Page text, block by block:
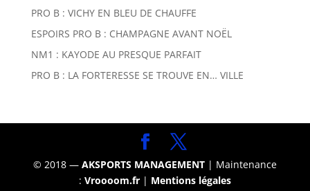
PRO B : VICHY EN BLEU DE CHAUFFE
ESPOIRS PRO B : CHAMPAGNE AVANT NOËL
NM1 : KAYODE AU PRESQUE PARFAIT
PRO B : LA FORTERESSE SE TROUVE EN… VILLE
© 2018 — AKSPORTS MANAGEMENT | Maintenance
: Vroooom.fr| Mentions légales